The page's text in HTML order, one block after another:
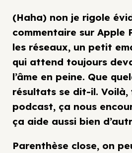
(Haha) non je rigole
commentaire sur Apple
les réseaux, un petit
qui attend toujours
l’âme en peine. Que
résultats se dit-il.
podcast, ça nous
ça aide aussi bien
Parenthèse close, on